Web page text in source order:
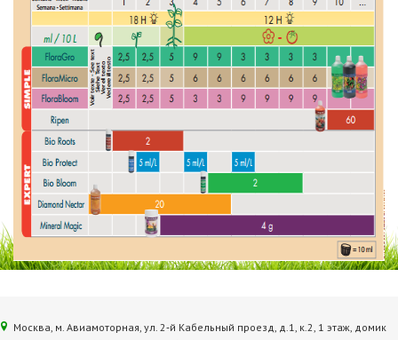
Москва, м. Авиамоторная, ул. 2‑й Кабельный проезд, д.1, к.2, 1 этаж, домик